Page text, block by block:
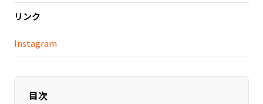
リンク
Instagram
目次